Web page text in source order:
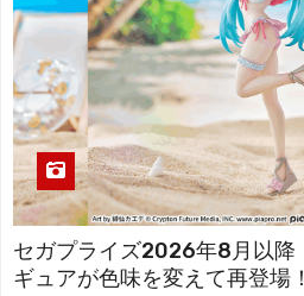
セガプライズ2026年8月以降
ギュアが色味を変えて再登場！